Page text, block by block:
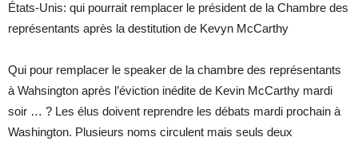
États-Unis: qui pourrait remplacer le président de la Chambre des
représentants après la destitution de Kevyn McCarthy
Qui pour remplacer le speaker de la chambre des représentants
à Wahsington après l’éviction inédite de Kevin McCarthy mardi
soir … ? Les élus doivent reprendre les débats mardi prochain à
Washington. Plusieurs noms circulent mais seuls deux